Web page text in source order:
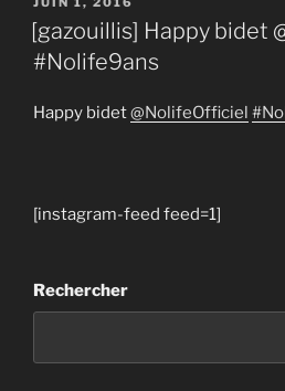
LE
[gazouillis] Happy bidet
#Nolife9ans
Happy bidet@NolifeOfficiel
[instagram-feed feed=1]
Rechercher